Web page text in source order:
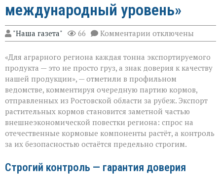
международный уровень»
"Наша газета" 66 Комментарии к
записи
шрот
выходит
международный
уровень»
отключены
«Для аграрного региона каждая тонна экспортируемого
продукта — это не просто груз, а знак доверия к качеству
нашей продукции», — отметили в профильном
ведомстве, комментируя очередную партию кормов,
отправленных из Ростовской области за рубеж. Экспорт
растительных кормов становится заметной частью
внешнеэкономической повестки региона: спрос на
отечественные кормовые компоненты растёт, а контроль
за их безопасностью остаётся предельно строгим.
Строгий контроль — гарантия доверия